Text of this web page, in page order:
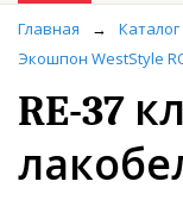
Главная → Каталог
Экошпон WestStyle
RE-37